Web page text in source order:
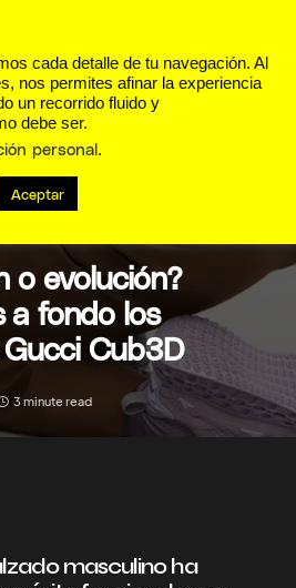
o evolución?
a fondo los
Cub3D
3 minute read
masculino ha
cada detalle de tu navegación. Al
nos permites afinar la experiencia
un recorrido fluido y
debe ser.
personal.
Aceptar